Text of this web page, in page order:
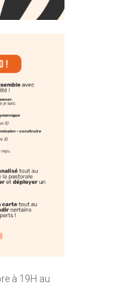
à 19H au